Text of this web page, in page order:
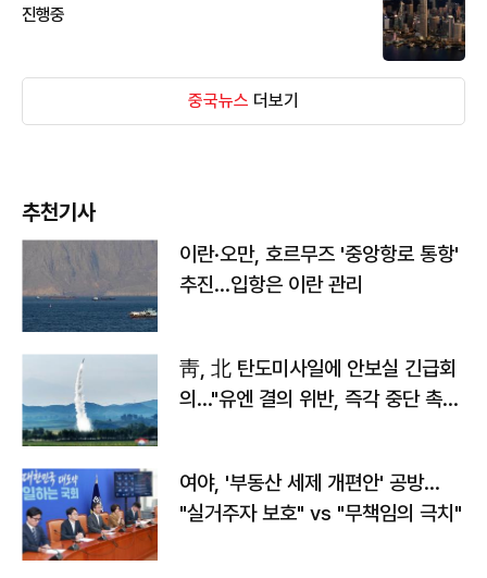
진행중
중국뉴스 더보기
추천기사
이란·오만, 호르무즈 '중앙항로 통항'
추진…입항은 이란 관리
靑, 北 탄도미사일에 안보실 긴급회
의…"유엔 결의 위반, 즉각 중단 촉
여야, '부동산 세제 개편안' 공방…
"실거주자 보호" vs "무책임의 극치"